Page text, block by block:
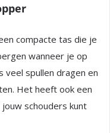
compacte tas die je
wanneer je op
veel spullen dragen en
Het heeft ook een
schouders kunt